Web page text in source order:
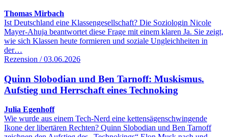
Thomas Mirbach
Ist Deutschland eine Klassengesellschaft? Die Soziologin Nicole
Mayer-Ahuja beantwortet diese Frage mit einem klaren Ja. Sie zeigt,
wie sich Klassen heute formieren und soziale Ungleichheiten in
der…
Rezension / 03.06.2026
Quinn Slobodian und Ben Tarnoff: Muskismus.
Aufstieg und Herrschaft eines Technoking
Julia Egenhoff
Wie wurde aus einem Tech-Nerd eine kettensägenschwingende
Ikone der libertären Rechten? Quinn Slobodian und Ben Tarnoff